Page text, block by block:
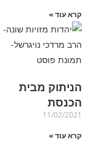
קרא עוד »
הניתוק מבית
הכנסת
11/02/2021
קרא עוד »